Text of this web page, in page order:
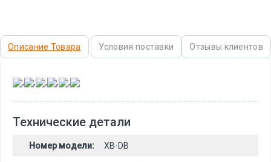
Описание Товара Условия поставки Отзывы клиентов
, , , , ,
Технические детали
Номер модели: XB-DB